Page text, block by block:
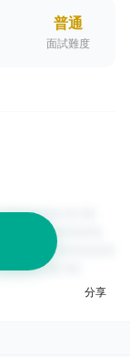
普通
面試難度
分享